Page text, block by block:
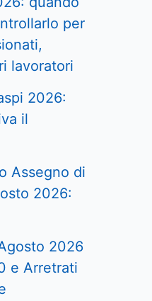
per
lavoratori
2026:
il
Assegno di
2026:
2026
e Arretrati